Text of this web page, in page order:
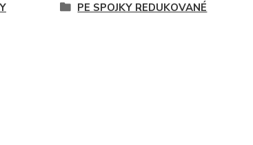
PE SPOJKY REDUKOVANÉ